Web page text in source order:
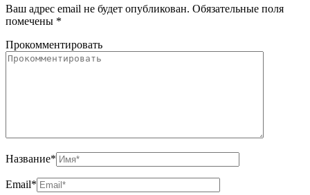
Ваш адрес email не будет опубликован. Обязательные поля
помечены *
Прокомментировать
Название*
Email*